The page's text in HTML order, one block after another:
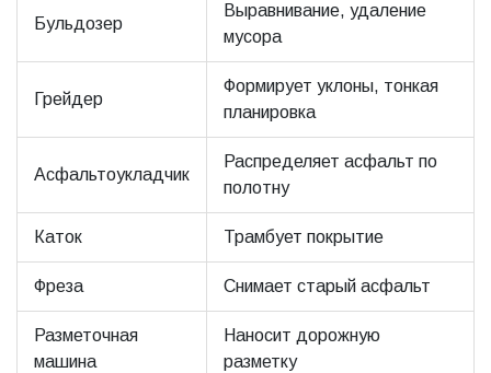
Бульдозер
Выравнивание, удаление
мусора
Грейдер
Формирует уклоны, тонкая
планировка
Асфальтоукладчик
Распределяет асфальт по
полотну
Каток Трамбует покрытие
Фреза Снимает старый асфальт
Разметочная
машина
Наносит дорожную
разметку